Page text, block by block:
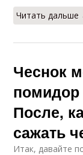
Читать дальше
Чеснок
После,
сажать
Итак, давайте